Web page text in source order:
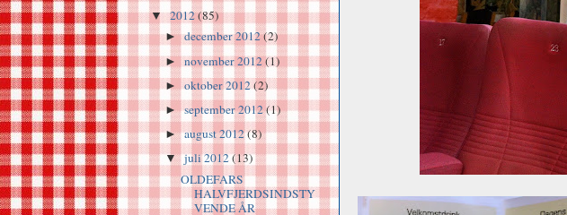
▼2012(85)
►december 2012(2)
►november 2012(1)
►oktober 2012(2)
►september 2012(1)
►august 2012(8)
▼juli 2012(13)
OLDEFARS
HALVFJERDSINDSTY
VENDE ÅR